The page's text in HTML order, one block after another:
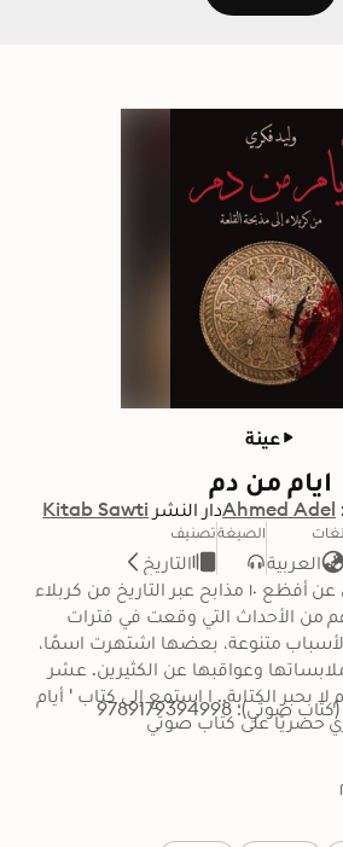
عينة
ايام من دم
Ahmed Adelدار النشر Kitab Sawti
لغات
العربية
الصيغةتصنيف
التاريخ
حصريًا على كتاب صوتي